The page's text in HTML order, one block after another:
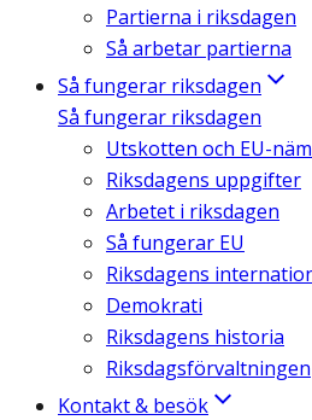
Partierna i riksdagen
Så arbetar partierna
Så fungerar riksdagen
Så fungerar riksdagen
Utskotten och EU-
Riksdagens uppgifter
Arbetet i riksdagen
Så fungerar EU
Riksdagens
Demokrati
Riksdagens historia
Riksdagsförvaltningen
Kontakt & besök